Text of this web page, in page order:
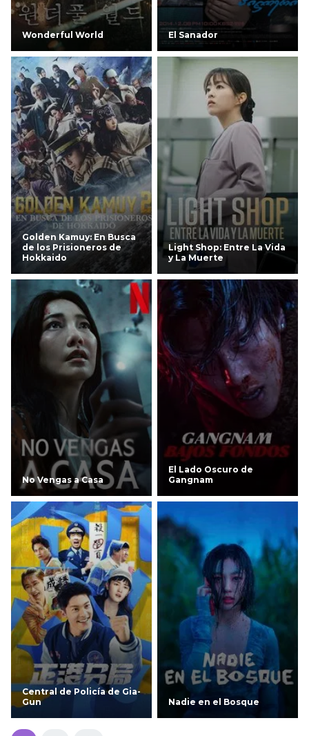
Wonderful World El Sanador
Golden Kamuy: En Busca
de los Prisioneros de
Hokkaido
Light Shop: Entre La Vida
y La Muerte
No Vengas a Casa
El Lado Oscuro de
Gangnam
Central de Policía de Gia-
Gun
Nadie en el Bosque